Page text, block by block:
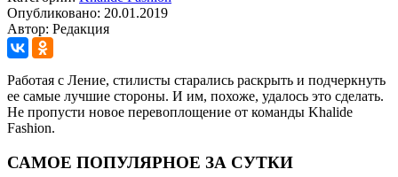
Опубликовано: 20.01.2019
Автор: Редакция
Работая с Ление, стилисты старались раскрыть и подчеркнуть
ее самые лучшие стороны. И им, похоже, удалось это сделать.
Не пропусти новое перевоплощение от команды Khalide
Fashion.
САМОЕ ПОПУЛЯРНОЕ ЗА СУТКИ